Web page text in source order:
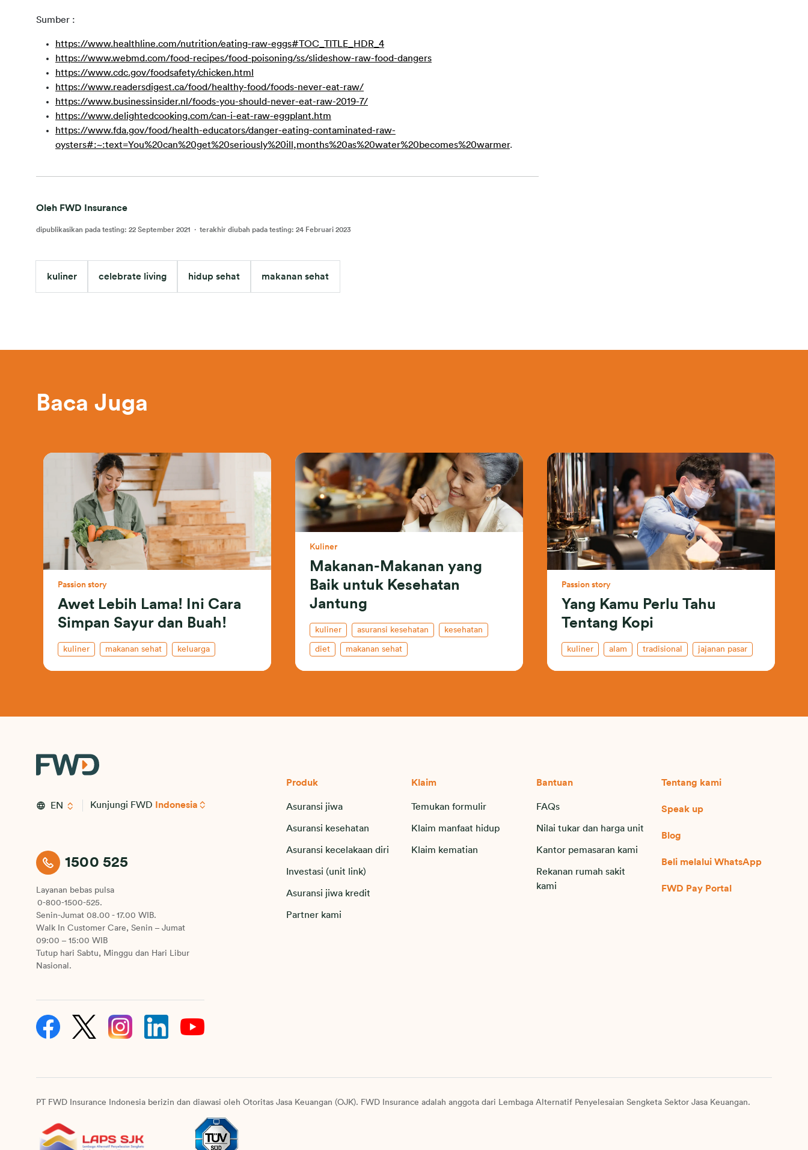
Sumber :
https://www.healthline.com/nutrition/eating-raw-eggs#TOC_TITLE_HDR_4
https://www.webmd.com/food-recipes/food-poisoning/ss/slideshow-raw-food-dangers
https://www.cdc.gov/foodsafety/chicken.html
https://www.readersdigest.ca/food/healthy-food/foods-never-eat-raw/
https://www.businessinsider.nl/foods-you-should-never-eat-raw-2019-7/
https://www.delightedcooking.com/can-i-eat-raw-eggplant.htm
https://www.fda.gov/food/health-educators/danger-eating-contaminated-raw-
oysters#:~:text=You%20can%20get%20seriously%20ill,months%20as%20water%20becomes%20warmer.
Oleh FWD Insurance
dipublikasikan pada testing: 22 September 2021 · terakhir diubah pada testing: 24 Februari 2023
kuliner celebrate living hidup sehat makanan sehat
Baca Juga
Passion story
Awet Lebih Lama! Ini Cara
Simpan Sayur dan Buah!
kuliner makanan sehat keluarga
Kuliner
Makanan-Makanan yang
Baik untuk Kesehatan
Jantung
kuliner asuransi kesehatan kesehatan
diet makanan sehat
Passion story
Yang Kamu Perlu Tahu
Tentang Kopi
kuliner alam tradisional jajanan pasar
EN Kunjungi FWD Indonesia
1500 525
Layanan bebas pulsa
0-800-1500-525.
Senin-Jumat 08.00 - 17.00 WIB.
Walk In Customer Care, Senin – Jumat
09:00 – 15:00 WIB
Tutup hari Sabtu, Minggu dan Hari Libur
Nasional.
Produk
Asuransi jiwa
Asuransi kesehatan
Asuransi kecelakaan diri
Investasi (unit link)
Asuransi jiwa kredit
Partner kami
Klaim
Temukan formulir
Klaim manfaat hidup
Klaim kematian
Bantuan
FAQs
Nilai tukar dan harga unit
Kantor pemasaran kami
Rekanan rumah sakit
kami
Tentang kami
Speak up
Blog
Beli melalui WhatsApp
FWD Pay Portal
PT FWD Insurance Indonesia berizin dan diawasi oleh Otoritas Jasa Keuangan (OJK). FWD Insurance adalah anggota dari Lembaga Alternatif Penyelesaian Sengketa Sektor Jasa Keuangan.